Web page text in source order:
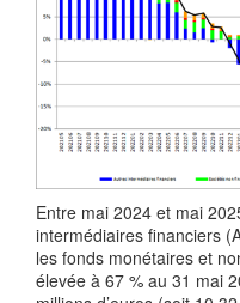
Entre mai 2024 et mai
intermédiaires financiers
les fonds monétaires et
élevée à 67 % au 31 mai